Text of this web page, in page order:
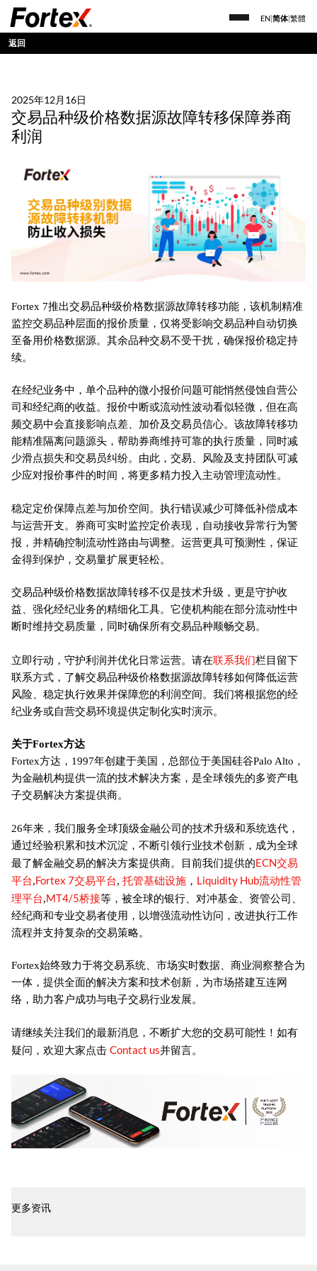
EN 简体 繁體
返回
2025年12月16日
交易品种级价格数据源故障转移保障券商
利润
Fortex 7推出交易品种级价格数据源故障转移功能，该机制精准
监控交易品种层面的报价质量，仅将受影响交易品种自动切换
至备用价格数据源。其余品种交易不受干扰，确保报价稳定持
续。
在经纪业务中，单个品种的微小报价问题可能悄然侵蚀自营公
司和经纪商的收益。报价中断或流动性波动看似轻微，但在高
频交易中会直接影响点差、加价及交易员信心。该故障转移功
能精准隔离问题源头，帮助券商维持可靠的执行质量，同时减
少滑点损失和交易员纠纷。由此，交易、风险及支持团队可减
少应对报价事件的时间，将更多精力投入主动管理流动性。
稳定定价保障点差与加价空间。执行错误减少可降低补偿成本
与运营开支。券商可实时监控定价表现，自动接收异常行为警
报，并精确控制流动性路由与调整。运营更具可预测性，保证
金得到保护，交易量扩展更轻松。
交易品种级价格数据故障转移不仅是技术升级，更是守护收
益、强化经纪业务的精细化工具。它使机构能在部分流动性中
断时维持交易质量，同时确保所有交易品种顺畅交易。
立即行动，守护利润并优化日常运营。请在联系我们栏目留下
联系方式，了解交易品种级价格数据源故障转移如何降低运营
风险、稳定执行效果并保障您的利润空间。我们将根据您的经
纪业务或自营交易环境提供定制化实时演示。
关于Fortex方达
Fortex方达，1997年创建于美国，总部位于美国硅谷Palo Alto，
为金融机构提供一流的技术解决方案，是全球领先的多资产电
子交易解决方案提供商。
26年来，我们服务全球顶级金融公司的技术升级和系统迭代，
通过经验积累和技术沉淀，不断引领行业技术创新，成为全球
最了解金融交易的解决方案提供商。目前我们提供的ECN交易
平台,Fortex 7交易平台, 托管基础设施 ， Liquidity Hub流动性管
理平台,MT4/5桥接等，被全球的银行、对冲基金、资管公司、
经纪商和专业交易者使用，以增强流动性访问，改进执行工作
流程并支持复杂的交易策略。
Fortex始终致力于将交易系统、市场实时数据、商业洞察整合为
一体，提供全面的解决方案和技术创新，为市场搭建互连网
络，助力客户成功与电子交易行业发展。
请继续关注我们的最新消息，不断扩大您的交易可能性！如有
疑问，欢迎大家点击 Contact us并留言。
更多资讯